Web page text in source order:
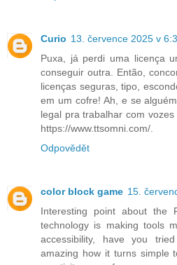
Curio 13. července 2025 v
Puxa, já perdi uma licença
conseguir outra. Então,
licenças seguras, tipo,
em um cofre! Ah, e se
legal pra trabalhar com
https://www.ttsomni.com/.
Odpovědět
color block game 15.
Interesting point about the
technology is making tools
accessibility, have you
amazing how it turns simple